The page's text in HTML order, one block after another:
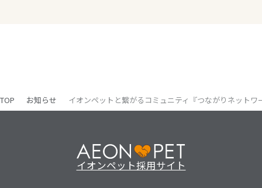
TOP お知らせ イオンペットと繋がるコミュニティ『つながりネット
イオンペット採用サイト